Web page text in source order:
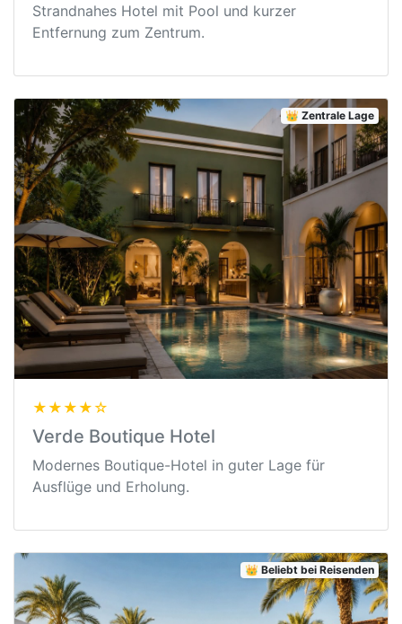
Strandnahes Hotel mit Pool und kurzer
Entfernung zum Zentrum.
👑 Zentrale Lage
★★★★☆
Verde Boutique Hotel
Modernes Boutique-Hotel in guter Lage für
Ausflüge und Erholung.
👑 Beliebt bei Reisenden